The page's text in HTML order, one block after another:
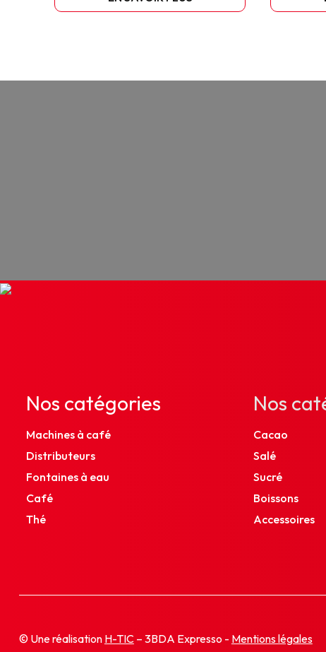
Nos catégories
Machines à café
Distributeurs
Fontaines à eau
Café
Thé
Nos
Cacao
Salé
Sucré
Boissons
Accessoires
© Une réalisation H-TIC– 3BDA Expresso - Mentions légales